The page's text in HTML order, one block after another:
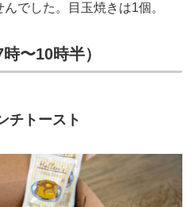
でした。目玉焼きは1個。
〜10時半）
チトースト